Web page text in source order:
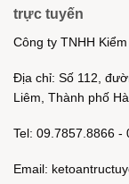
trực tuyến
Công ty TNHH
Địa chỉ: Số 112,
Liêm, Thành phố
Tel: 09.7857.8866 -
Email: